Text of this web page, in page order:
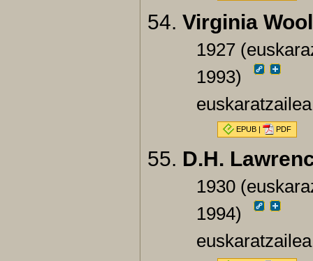
Virginia
1927
1993)
EPUB| PDF
D.H.
1930
1994)